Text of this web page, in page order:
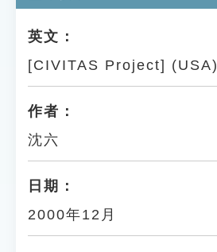
英文：
[CIVITAS Project] (USA)
作者：
沈六
日期：
2000年12月